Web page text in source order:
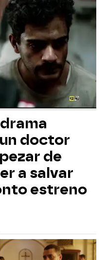
doctor
de
a salvar
estreno